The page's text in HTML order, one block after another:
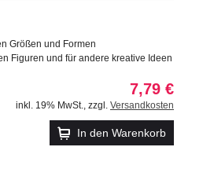
Größen und Formen
Figuren und für andere kreative Ideen
7,79 €
inkl. 19% MwSt. zzgl. Versandkosten
In den Warenkorb